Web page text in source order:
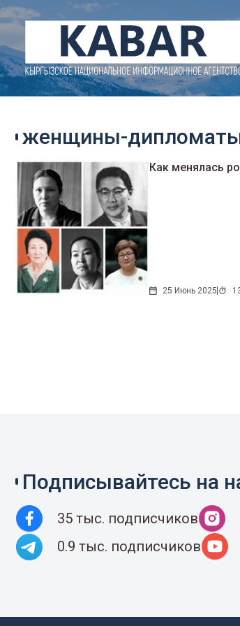
женщины-
Как менялась
25 Июнь 2025
Подписывайтесь на
35 тыс. подписчиков
0.9 тыс. подписчиков